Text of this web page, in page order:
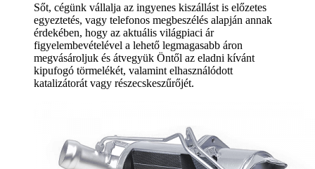
Sőt, cégünk vállalja az ingyenes kiszállást is előzetes
egyeztetés, vagy telefonos megbeszélés alapján annak
érdekében, hogy az aktuális világpiaci ár
figyelembevételével a lehető legmagasabb áron
megvásároljuk és átvegyük Öntől az eladni kívánt
kipufogó törmelékét, valamint elhasználódott
katalizátorát vagy részecskeszűrőjét.